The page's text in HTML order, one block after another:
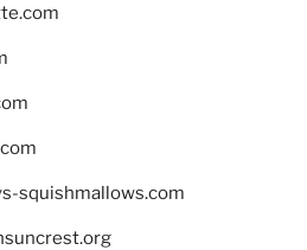
squishmallows.com